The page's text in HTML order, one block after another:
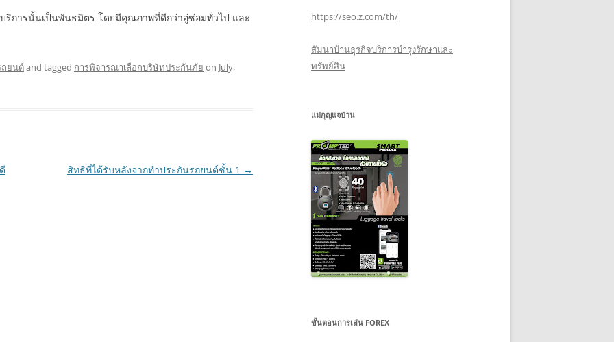
ริการนั้นเป็นพันธมิตร โดยมีคุณภาพที่ดีกว่าอู่ซ่อมทั่วไป และ
ถยนต์and tagged การพิจารณาเลือกบริษัทประกันภัย on July,
สิทธิที่ได้รับหลังจากทำประกันรถยนต์ชั้น 1 →
https://seo.z.com/th/
สัมนาบ้านธุรกิจบริการบำรุงรักษาและ
ทรัพย์สิน
แม่กุญแจบ้าน
ขั้นตอนการเล่น FOREX